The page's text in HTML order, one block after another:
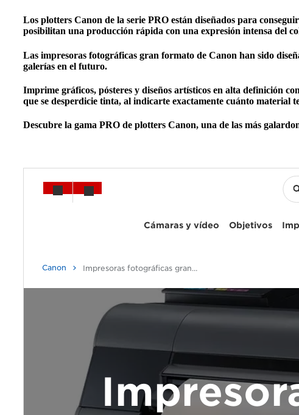
Los plotters Canon de la serie PRO están diseñados para
posibilitan una producción rápida con una expresión intensa del
Las impresoras fotográficas gran formato de Canon han sido
galerías en el futuro.
Imprime gráficos, pósteres y diseños artísticos en alta definición
que se desperdicie tinta, al indicarte exactamente cuánto material
Descubre la gama PRO de plotters Canon, una de las más